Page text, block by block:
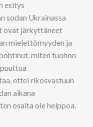
esitys
sodan Ukrainassa
ovat järkyttäneet
mielettömyyden ja
miten tuohon
ettei rikosvastuun
aikana
osalta ole helppoa.